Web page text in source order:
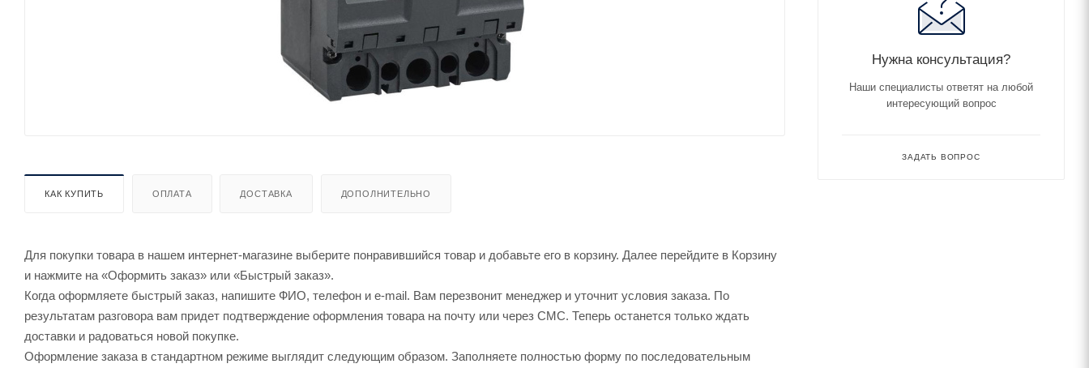
КАК КУПИТЬ ОПЛАТА ДОСТАВКА ДОПОЛНИТЕЛЬНО
Для покупки товара в нашем интернет-магазине выберите понравившийся товар и добавьте его в корзину. Далее перейдите в Корзину
и нажмите на «Оформить заказ» или «Быстрый заказ».
Когда оформляете быстрый заказ, напишите ФИО, телефон и e-mail. Вам перезвонит менеджер и уточнит условия заказа. По
результатам разговора вам придет подтверждение оформления товара на почту или через СМС. Теперь останется только ждать
доставки и радоваться новой покупке.
Оформление заказа в стандартном режиме выглядит следующим образом. Заполняете полностью форму по последовательным
Нужна консультация?
Наши специалисты ответят на любой
интересующий вопрос
ЗАДАТЬ ВОПРОС